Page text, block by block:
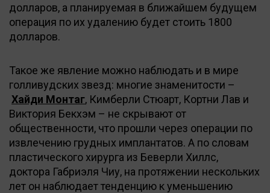
долларов, а планируемая в ближайшем будущем
операция по их удалению будет стоить 1800
долларов.
Такое же явление можно наблюдать и в мире
голливудских звезд: многие знаменитости –
Хайди Монтаг, Кимберли Стюарт, Кортни Лав и
Виктория Бекхэм – не скрывают от
общественности, что прошли через операции по
извлечению грудных имплантатов. А по словам
пластического хирурга из Беверли Хиллс,
доктора Габриэля Чиу, на протяжении нескольких
лет он наблюдает тенденцию к уменьшению